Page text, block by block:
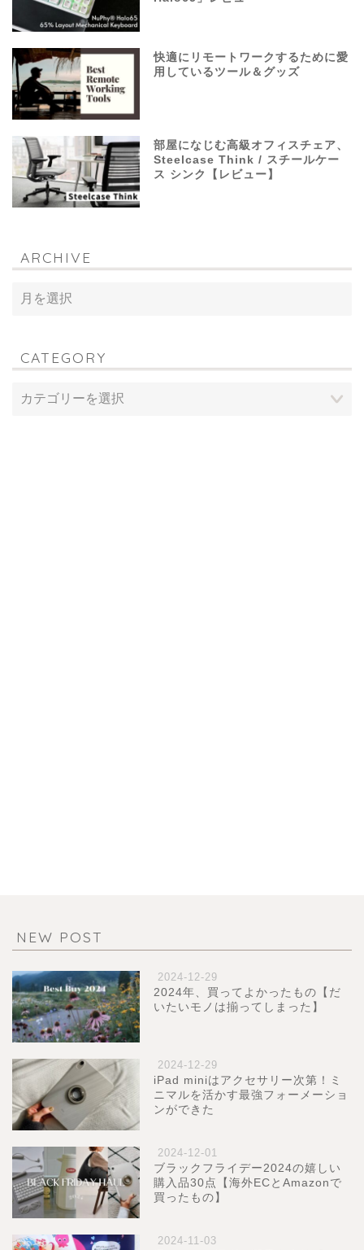
快適にリモートワークするために愛
用しているツール＆グッズ
部屋になじむ高級オフィスチェア、
Steelcase Think / スチールケー
ス シンク【レビュー】
ARCHIVE
CATEGORY
NEW POST
2024-12-29
2024年、買ってよかったもの【だ
いたいモノは揃ってしまった】
2024-12-29
iPad miniはアクセサリー次第！ミ
ニマルを活かす最強フォーメーショ
ンができた
2024-12-01
ブラックフライデー2024の嬉しい
購入品30点【海外ECとAmazonで
買ったもの】
2024-11-03